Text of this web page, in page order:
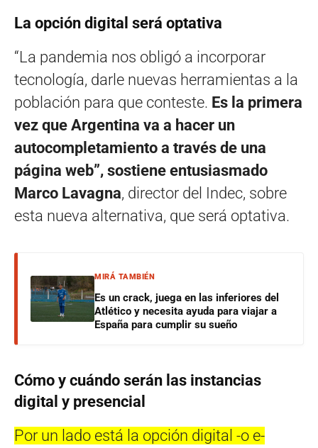
La opción digital será optativa
“La pandemia nos obligó a incorporar
tecnología, darle nuevas herramientas a la
población para que conteste. Es la primera
vez que Argentina va a hacer un
autocompletamiento a través de una
página web”, sostiene entusiasmado
Marco Lavagna, director del Indec, sobre
esta nueva alternativa, que será optativa.
MIRÁ TAMBIÉN
Es un crack, juega en las inferiores del
Atlético y necesita ayuda para viajar a
España para cumplir su sueño
Cómo y cuándo serán las instancias
digital y presencial
Por un lado está la opción digital -o e-